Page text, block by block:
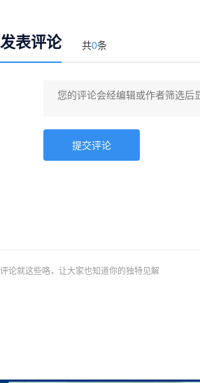
发表评论 共0条
评论就这些咯，让大家也知道你的独特见解